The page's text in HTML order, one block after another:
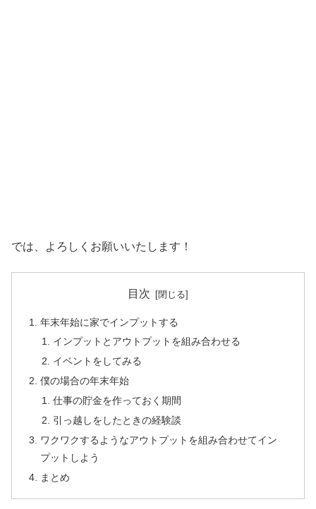
では、よろしくお願いいたします！
目次
年末年始に家でインプットする
インプットとアウトプットを組み合わせる
イベントをしてみる
僕の場合の年末年始
仕事の貯金を作っておく期間
引っ越しをしたときの経験談
ワクワクするようなアウトプットを組み合わせてイン
プットしよう
まとめ